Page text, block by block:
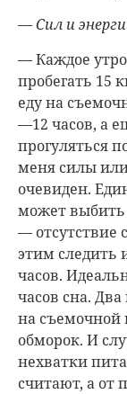
— Сил и
— Каждое
пробегать 15
еду на
—12 часов, а
прогуляться
меня силы
очевиден.
может выбить
— отсутствие
этим следить
часов.
часов сна. Два
на съемочной
обморок. И
нехватки
считают, а от